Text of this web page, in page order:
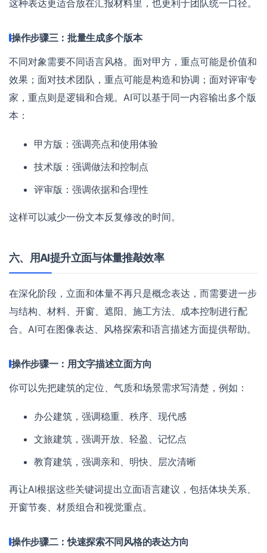
这种表达更适合放在汇报材料里，也更利于团队统一口径。
操作步骤三：批量生成多个版本
不同对象需要不同语言风格。面对甲方，重点可能是价值和
效果；面对技术团队，重点可能是构造和协调；面对评审专
家，重点则是逻辑和合规。AI可以基于同一内容输出多个版
本：
甲方版：强调亮点和使用体验
技术版：强调做法和控制点
评审版：强调依据和合理性
这样可以减少一份文本反复修改的时间。
六、用AI提升立面与体量推敲效率
在深化阶段，立面和体量不再只是概念表达，而需要进一步
与结构、材料、开窗、遮阳、施工方法、成本控制进行配
合。AI可在图像表达、风格探索和语言描述方面提供帮助。
操作步骤一：用文字描述立面方向
你可以先把建筑的定位、气质和场景需求写清楚，例如：
办公建筑，强调稳重、秩序、现代感
文旅建筑，强调开放、轻盈、记忆点
教育建筑，强调亲和、明快、层次清晰
再让AI根据这些关键词提出立面语言建议，包括体块关系、
开窗节奏、材质组合和视觉重点。
操作步骤二：快速探索不同风格的表达方向